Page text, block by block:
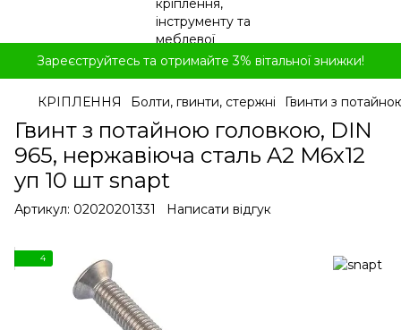
Зареєструйтесь та отримайте 3% вітальної знижки!
КРІПЛЕННЯ Болти, гвинти, стержні Гвинти з
Гвинт з потайною головкою, DIN
965, нержавіюча сталь A2 M6x12
уп 10 шт snapt
Артикул: 02020201331 Написати відгук
4